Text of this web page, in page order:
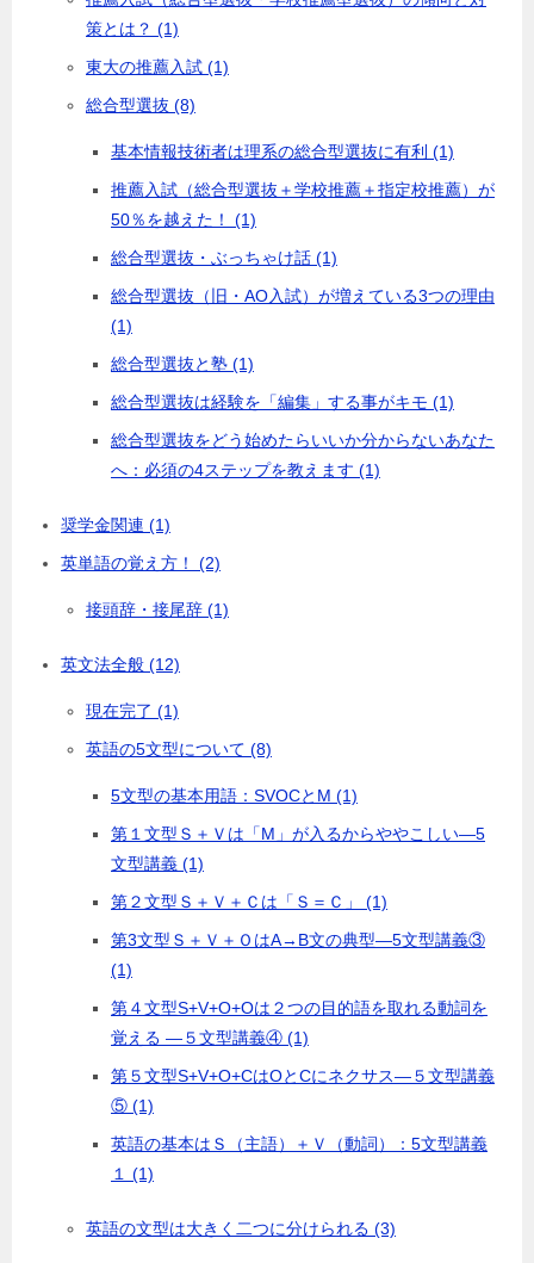
策とは？ (1)
東大の推薦入試 (1)
総合型選抜 (8)
基本情報技術者は理系の総合型選抜に有利 (1)
推薦入試（総合型選抜＋学校推薦＋指定校推薦）が
50％を越えた！ (1)
総合型選抜・ぶっちゃけ話 (1)
総合型選抜（旧・AO入試）が増えている3つの理由
(1)
総合型選抜と塾 (1)
総合型選抜は経験を「編集」する事がキモ (1)
総合型選抜をどう始めたらいいか分からないあなた
へ：必須の4ステップを教えます (1)
奨学金関連 (1)
英単語の覚え方！ (2)
接頭辞・接尾辞 (1)
英文法全般 (12)
現在完了 (1)
英語の5文型について (8)
5文型の基本用語：SVOCとM (1)
第１文型Ｓ＋Ｖは「M」が入るからややこしい―5
文型講義 (1)
第２文型Ｓ＋Ｖ＋Ｃは「Ｓ＝Ｃ」 (1)
第3文型Ｓ＋Ｖ＋ＯはA→B文の典型―5文型講義③
(1)
第４文型S+V+O+Oは２つの目的語を取れる動詞を
覚える ―５文型講義④ (1)
第５文型S+V+O+CはOとCにネクサス―５文型講義
⑤ (1)
英語の基本はＳ（主語）＋Ｖ（動詞）：5文型講義
１ (1)
英語の文型は大きく二つに分けられる (3)